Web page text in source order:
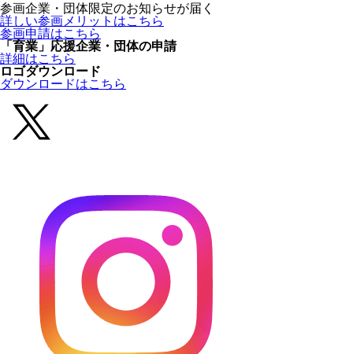
参画企業・団体限定のお知らせが届く
詳しい参画メリットはこちら
参画申請はこちら
「育業」応援企業・団体の申請
詳細はこちら
ロゴダウンロード
ダウンロードはこちら